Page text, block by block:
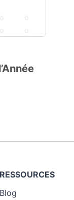
RESSOURCES
Blog